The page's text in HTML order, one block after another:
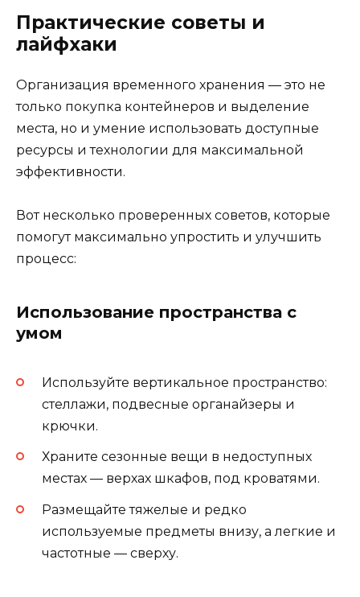
Практические советы и
лайфхаки
Организация временного хранения — это не
только покупка контейнеров и выделение
места, но и умение использовать доступные
ресурсы и технологии для максимальной
эффективности.
Вот несколько проверенных советов, которые
помогут максимально упростить и улучшить
процесс:
Использование пространства с
умом
Используйте вертикальное пространство:
стеллажи, подвесные органайзеры и
крючки.
Храните сезонные вещи в недоступных
местах — верхах шкафов, под кроватями.
Размещайте тяжелые и редко
используемые предметы внизу, а легкие и
частотные — сверху.